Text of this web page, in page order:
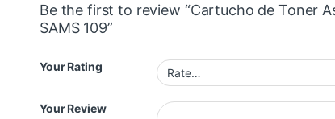
Be the first to review “Cartucho de Toner
SAMS 109”
Your Rating
Your Review